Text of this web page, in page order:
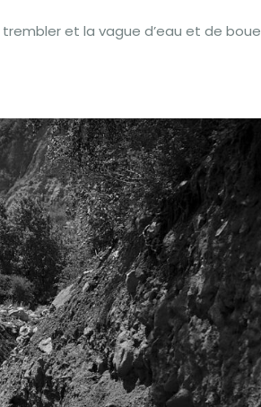
et la vague d’eau et de boue